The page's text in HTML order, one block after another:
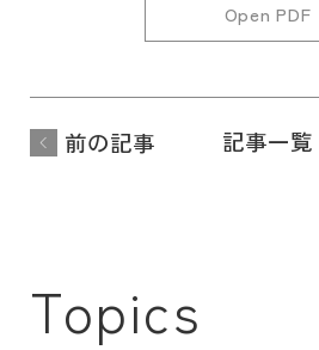
Open PDF
前の記事 記事一覧
Topics